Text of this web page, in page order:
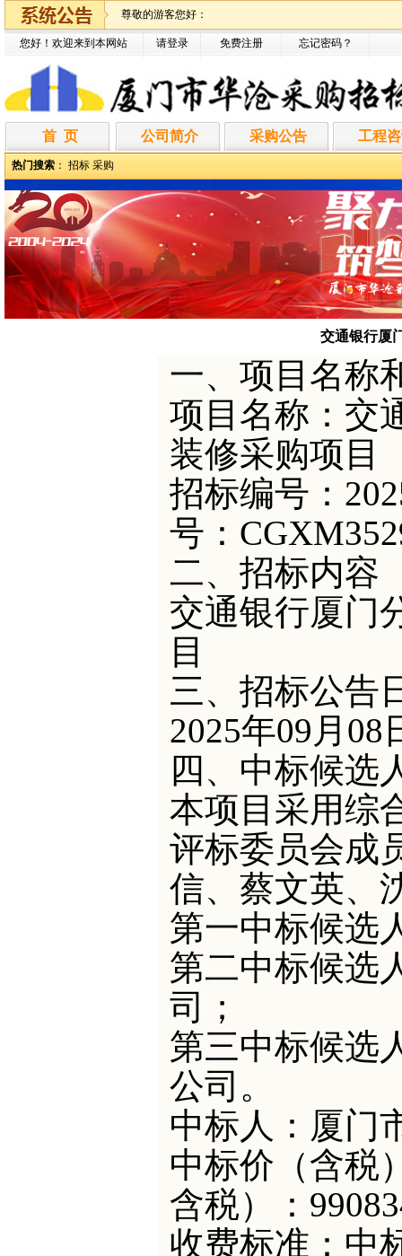
尊敬的游客您好：
您好！欢迎来到本网站 请登录 免费注册 忘记密码？
首 页 公司简介 采购公告 工程
热门搜索 ： 招标 采购
交通银行厦
一、项目名称
项目名称： 交
装修采购项目
招标编号：
号：
二、招标内容
交通银行厦门
目
三、招标公告
2025年09 月 08
四、中标候选
本项目采用综
评标委员会成
信、 蔡文英、
第一中标候选
第二中标候选
司；
第三中标候选
公司。
中标人： 厦门
中标价（含税
含税）：
收费标准：中